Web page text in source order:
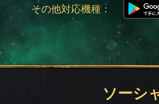
その他対応機種：
ソーシ